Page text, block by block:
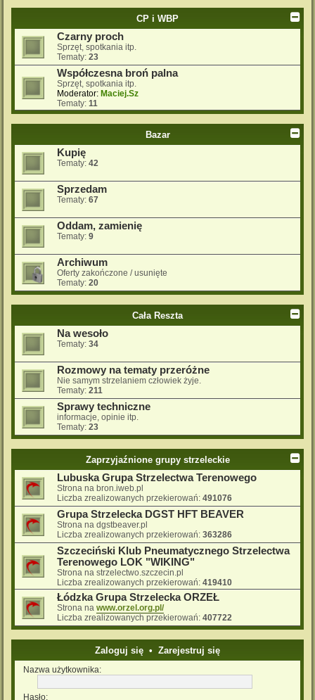
CP i WBP
Czarny proch
Sprzęt, spotkania itp.
Tematy: 23
Współczesna broń palna
Sprzęt, spotkania itp.
Moderator: Maciej.Sz
Tematy: 11
Bazar
Kupię
Tematy: 42
Sprzedam
Tematy: 67
Oddam, zamienię
Tematy: 9
Archiwum
Oferty zakończone / usunięte
Tematy: 20
Cała Reszta
Na wesoło
Tematy: 34
Rozmowy na tematy przeróżne
Nie samym strzelaniem człowiek żyje.
Tematy: 211
Sprawy techniczne
informacje, opinie itp.
Tematy: 23
Zaprzyjaźnione grupy strzeleckie
Lubuska Grupa Strzelectwa Terenowego
Strona na bron.iweb.pl
Liczba zrealizowanych przekierowań: 491076
Grupa Strzelecka DGST HFT BEAVER
Strona na dgstbeaver.pl
Liczba zrealizowanych przekierowań: 363286
Szczeciński Klub Pneumatycznego Strzelectwa
Terenowego LOK "WIKING"
Strona na strzelectwo.szczecin.pl
Liczba zrealizowanych przekierowań: 419410
Łódzka Grupa Strzelecka ORZEŁ
Strona na www.orzel.org.pl/
Liczba zrealizowanych przekierowań: 407722
Zaloguj się • Zarejestruj się
Nazwa użytkownika:
Hasło: